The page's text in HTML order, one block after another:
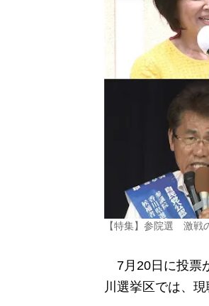
【特集】参院選 激戦
7月20日に投票
川選挙区では、